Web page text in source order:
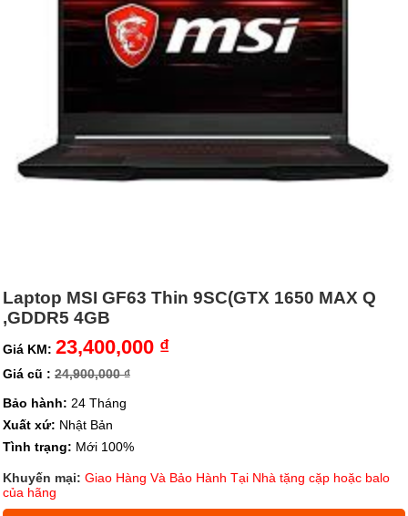
Laptop MSI GF63 Thin 9SC(GTX 1650 MAX Q
,GDDR5 4GB
Giá KM: 23,400,000 ₫
Giá cũ : 24,900,000 ₫
Bảo hành: 24 Tháng
Xuất xứ: Nhật Bản
Tình trạng: Mới 100%
Khuyến mại: Giao Hàng Và Bảo Hành Tại Nhà tặng cặp hoặc balo
của hãng